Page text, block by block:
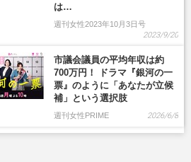
は…
週刊女性2023年10月3日号
2023/9/20
市議会議員の平均年収は約
700万円！ ドラマ『銀河の一
票』のように「あなたが立候
補」という選択肢
週刊女性PRIME 2026/6/8